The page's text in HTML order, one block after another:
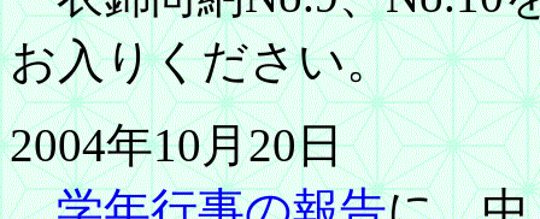
お入りください。
2004年10月20日